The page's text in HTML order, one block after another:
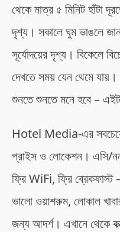
থেকে মাত্র ৫ মিনিট হাঁটা
দৃশ্য। সকালে ঘুম ভাঙলে
সূর্যোদয়ের দৃশ্য। বিকেলে
দেখতে সময় যেন থেমে
শুনতে শুনতে মনে হবে –
Hotel Media-এর সবচেয়ে
প্রাইস ও লোকেশন। এসি/
ফ্রি WiFi, ফ্রি ব্রেকফাস্ট
ভালো ওয়াশরুম, লোকাল
জন্য আদর্শ। এখানে থেকে